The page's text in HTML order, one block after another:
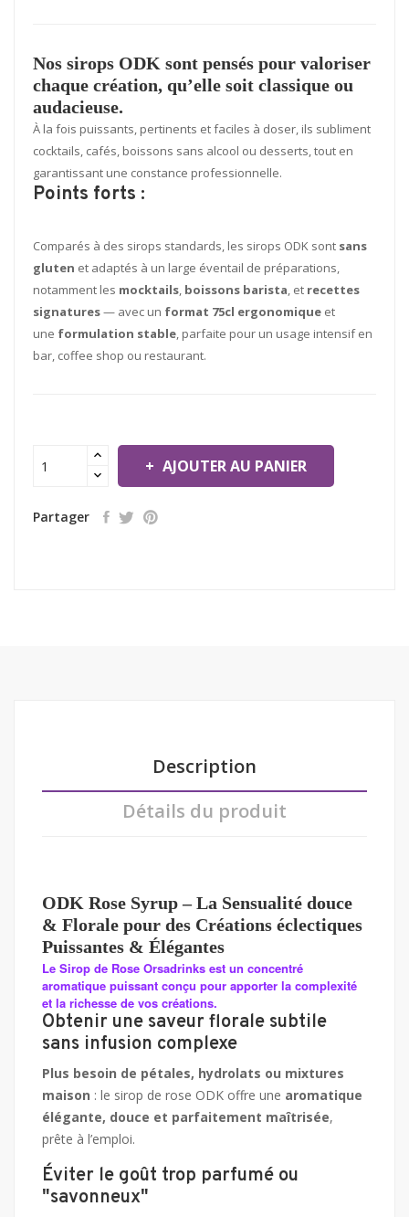
Nos sirops ODK sont pensés pour valoriser
chaque création, qu’elle soit classique ou
audacieuse.
À la fois puissants, pertinents et faciles à doser, ils subliment
cocktails, cafés, boissons sans alcool ou desserts, tout en
garantissant une constance professionnelle.
Points forts :
Comparés à des sirops standards, les sirops ODK sont sans
gluten et adaptés à un large éventail de préparations,
notamment les mocktails, boissons barista, et recettes
signatures— avec un format 75cl ergonomique et
une formulation stable, parfaite pour un usage intensif en
bar, coffee shop ou restaurant.
AJOUTER AU PANIER
Partager
Description
Détails du produit
ODK Rose Syrup– La Sensualité douce
& Florale pour des Créations éclectiques
Puissantes & Élégantes
Le Sirop de Rose Orsadrinks est un concentré
aromatique puissant conçu pour apporter la complexité
et la richesse de vos créations.
Obtenir une saveur florale subtile
sans infusion complexe
Plus besoin de pétales, hydrolats ou mixtures
maison : le sirop de rose ODK offre une aromatique
élégante, douce et parfaitement maîtrisée,
prête à l’emploi.
Éviter le goût trop parfumé ou
"savonneux"